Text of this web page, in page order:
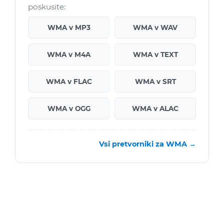
poskusite:
WMA v MP3 WMA v WAV
WMA v M4A WMA v TEXT
WMA v FLAC WMA v SRT
WMA v OGG WMA v ALAC
Vsi pretvorniki za WMA →